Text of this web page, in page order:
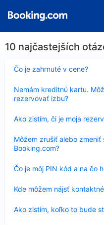
10 najčastejších
Čo je zahrnuté v cene?
Nezobrazuje
sa
Nemám kreditnú kartu.
rezervovať izbu?
sa
Ako zistím, či je moja
sa
Môžem zrušiť alebo
Booking.com?
sa
Čo je môj PIN kód a na čo
Nezobrazuje
sa
Kde môžem nájsť
sa
Ako zistím, koľko to bude
sa